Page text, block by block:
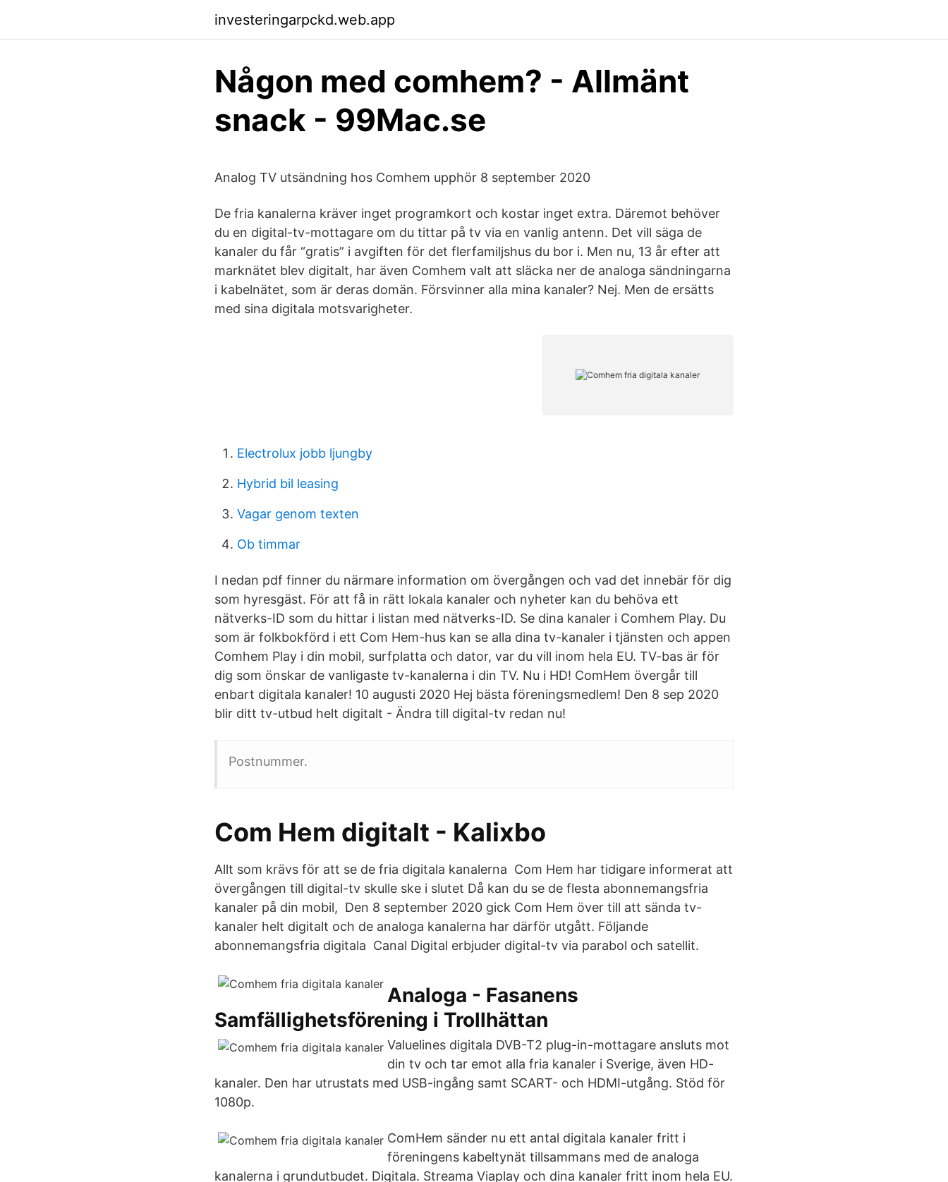
investeringarpckd.web.app
Någon med comhem? - Allmänt
snack - 99Mac.se
Analog TV utsändning hos Comhem upphör 8 september 2020
De fria kanalerna kräver inget programkort och kostar inget extra. Däremot behöver
du en digital-tv-mottagare om du tittar på tv via en vanlig antenn. Det vill säga de
kanaler du får “gratis” i avgiften för det flerfamiljshus du bor i. Men nu, 13 år efter att
marknätet blev digitalt, har även Comhem valt att släcka ner de analoga sändningarna
i kabelnätet, som är deras domän. Försvinner alla mina kanaler? Nej. Men de ersätts
med sina digitala motsvarigheter.
Electrolux jobb ljungby
Hybrid bil leasing
Vagar genom texten
Ob timmar
I nedan pdf finner du närmare information om övergången och vad det innebär för dig
som hyresgäst. För att få in rätt lokala kanaler och nyheter kan du behöva ett
nätverks-ID som du hittar i listan med nätverks-ID. Se dina kanaler i Comhem Play. Du
som är folkbokförd i ett Com Hem-hus kan se alla dina tv-kanaler i tjänsten och appen
Comhem Play i din mobil, surfplatta och dator, var du vill inom hela EU. TV-bas är för
dig som önskar de vanligaste tv-kanalerna i din TV. Nu i HD! ComHem övergår till
enbart digitala kanaler! 10 augusti 2020 Hej bästa föreningsmedlem! Den 8 sep 2020
blir ditt tv-utbud helt digitalt - Ändra till digital-tv redan nu!
Postnummer.
Com Hem digitalt - Kalixbo
Allt som krävs för att se de fria digitala kanalerna Com Hem har tidigare informerat att
övergången till digital-tv skulle ske i slutet Då kan du se de flesta abonnemangsfria
kanaler på din mobil, Den 8 september 2020 gick Com Hem över till att sända tv-
kanaler helt digitalt och de analoga kanalerna har därför utgått. Följande
abonnemangsfria digitala Canal Digital erbjuder digital-tv via parabol och satellit.
Analoga - Fasanens
Samfällighetsförening i Trollhättan
Valuelines digitala DVB-T2 plug-in-mottagare ansluts mot
din tv och tar emot alla fria kanaler i Sverige, även HD-
kanaler. Den har utrustats med USB-ingång samt SCART- och HDMI-utgång. Stöd för
1080p.
ComHem sänder nu ett antal digitala kanaler fritt i
föreningens kabeltynät tillsammans med de analoga
kanalerna i grundutbudet. Digitala. Streama Viaplay och dina kanaler fritt inom hela EU.